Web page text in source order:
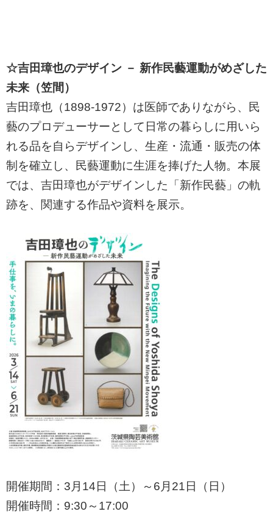
☆吉田璋也のデザイン － 新作民藝運動がめざした
未来（笠間）
吉田璋也（1898-1972）は医師でありながら、民
藝のプロデューサーとして日常の暮らしに用いら
れる品を自らデザインし、生産・流通・販売の体
制を確立し、民藝運動に生涯を捧げた人物。本展
では、吉田璋也がデザインした「新作民藝」の軌
跡を、関連する作品や資料を展示。
開催期間：3月14日（土）～6月21日（日）
開催時間：9:30～17:00